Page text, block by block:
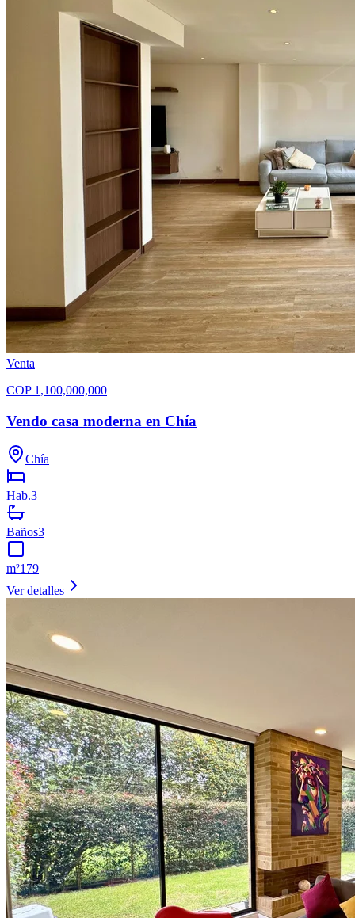
Venta
COP 1,100,000,000
Vendo casa moderna en Chía
Chía
Hab.3
Baños3
m²179
Ver detalles